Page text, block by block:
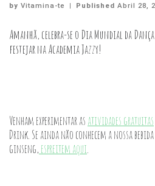
by Vitamina-te | PublishedAbril 28,
Amanhã, celebra-se o Dia Mundial da
festejar na Academia Jazzy!
Venham experimentar as atividades gratuitas
Drink. Se ainda não conhecem a nossa
ginseng, espreitem aqui.